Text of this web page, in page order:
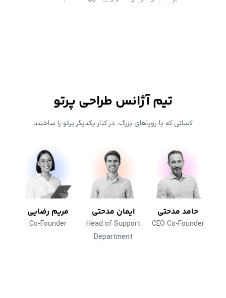
تیم آژانس طراحی پرتو
کسانی که با رویاهای بزرگ، در کنار یکدیگر پرتو را ساختند
حامد مدحتی
CEO Co-Founder
ایمان مدحتی
Head of Support
Department
مریم رضایی
Co-Founder